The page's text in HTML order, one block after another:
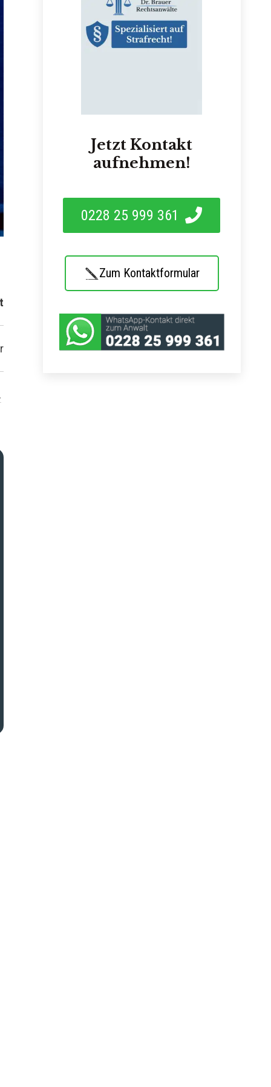
Jetzt Kontakt
aufnehmen!
0228 25 999 361
Zum Kontaktformular